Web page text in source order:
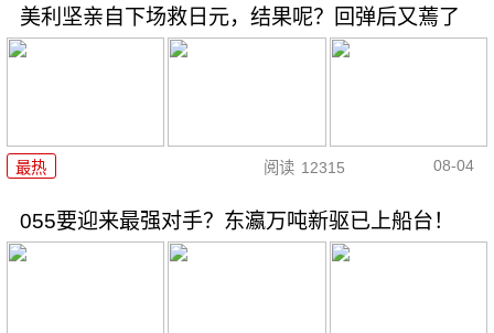
美利坚亲自下场救日元，结果呢？回弹后又蔫了
最热 阅读 12315 08-04
055要迎来最强对手？东瀛万吨新驱已上船台！